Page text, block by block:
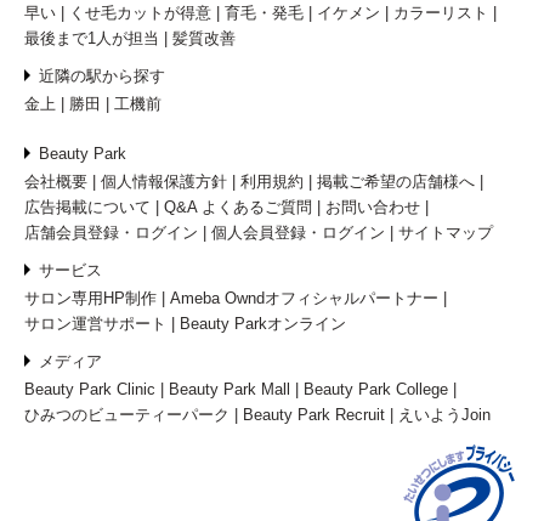
早い
くせ毛カットが得意 育毛・発毛 イケメン
カラーリスト
最後まで1人が担当
髪質改善
近隣の駅から探す
金上
勝田 工機前
Beauty Park
会社概要
個人情報保護方針 利用規約
掲載ご希望の店舗様へ
広告掲載について
Q&A よくあるご質問
お問い合わせ
店舗会員登録・ログイン
個人会員登録・ログイン サイトマップ
サービス
サロン専用HP制作
Ameba Owndオフィシャルパートナー
サロン運営サポート
Beauty Parkオンライン
メディア
Beauty Park Clinic
Beauty Park Mall
Beauty Park College
ひみつのビューティーパーク
Beauty Park Recruit えいようJoin